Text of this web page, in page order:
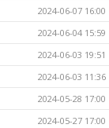
2024-06-07 16:00
2024-06-04 15:59
2024-06-03 19:51
2024-06-03 11:36
2024-05-28 17:00
2024-05-27 17:00